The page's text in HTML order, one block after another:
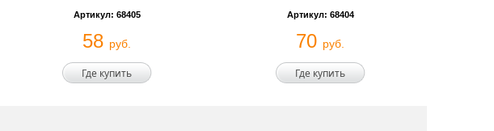
Артикул: 68405
58 руб.
Где купить
Артикул: 68404
70 руб.
Где купить